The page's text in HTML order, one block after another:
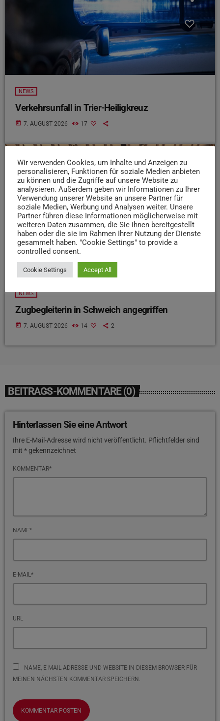
NEWS
Verkehrsunfall in Trier-Heiligkreuz
today 7. AUGUST 2026 17
insert_link
NEWS
Zugbegleiterin in Schweich angegriffen
today 7. AUGUST 2026 14 2
BEITRAGS-KOMMENTARE (0)
Hinterlassen Sie eine Antwort
Ihre E-Mail-Adresse wird nicht veröffentlicht. Pflichtfelder sind
mit * gekennzeichnet
KOMMENTAR*
NAME*
E-MAIL*
URL
NAME, E-MAIL-ADRESSE UND WEBSITE IN DIESEM BROWSER FÜR
MEINEN NÄCHSTEN KOMMENTAR SPEICHERN.
Wir verwenden Cookies, um Inhalte und Anzeigen zu
personalisieren, Funktionen für soziale Medien anbieten
zu können und die Zugriffe auf unsere Website zu
analysieren. Außerdem geben wir Informationen zu Ihrer
Verwendung unserer Website an unsere Partner für
soziale Medien, Werbung und Analysen weiter. Unsere
Partner führen diese Informationen möglicherweise mit
weiteren Daten zusammen, die Sie ihnen bereitgestellt
haben oder die sie im Rahmen Ihrer Nutzung der Dienste
gesammelt haben. "Cookie Settings" to provide a
controlled consent.
Cookie Settings Accept All